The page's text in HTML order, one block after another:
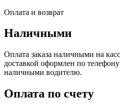
Оплата и возврат
Наличными
Оплата заказа наличными на
доставкой оформлен по
наличными водителю.
Оплата по счету